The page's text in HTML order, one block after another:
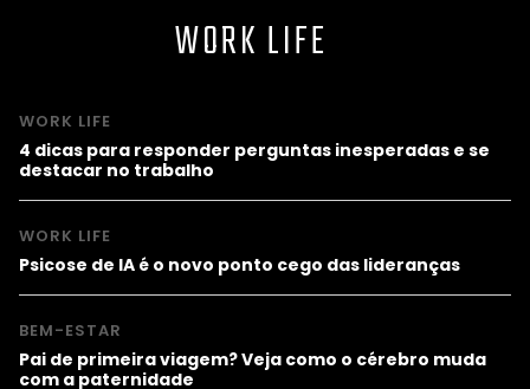
WORK LIFE
WORK LIFE
4 dicas para responder perguntas inesperadas e se
destacar no trabalho
WORK LIFE
Psicose de IA é o novo ponto cego das lideranças
BEM-ESTAR
Pai de primeira viagem? Veja como o cérebro muda
com a paternidade